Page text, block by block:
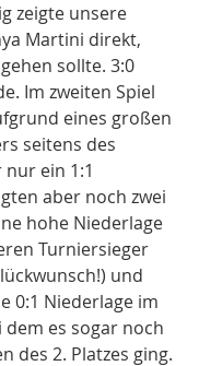
zeigte unsere
Martini direkt,
sollte. 3:0
Im zweiten Spiel
eines großen
seitens des
nur ein 1:1
aber noch zwei
hohe Niederlage
Turniersieger
und
0:1 Niederlage im
dem es sogar noch
des 2. Platzes ging.